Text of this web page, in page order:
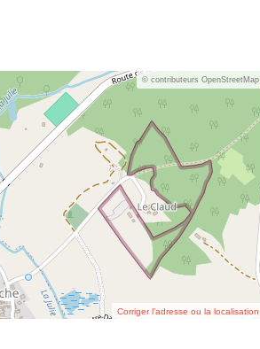
© contributeurs OpenStreetMap
Corriger l’adresse ou la localisation